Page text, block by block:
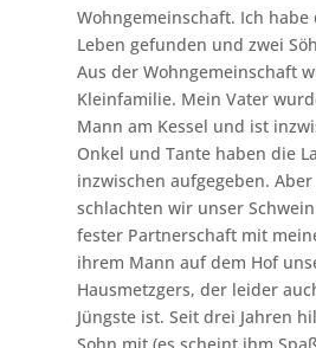
Wohngemeinschaft. Ich habe
Leben gefunden und zwei
Aus der Wohngemeinschaft
Kleinfamilie. Mein Vater
Mann am Kessel und ist
Onkel und Tante haben die
inzwischen aufgegeben.
schlachten wir unser
fester Partnerschaft mit
ihrem Mann auf dem Hof
Hausmetzgers, der leider
Jüngste ist. Seit drei Jahren